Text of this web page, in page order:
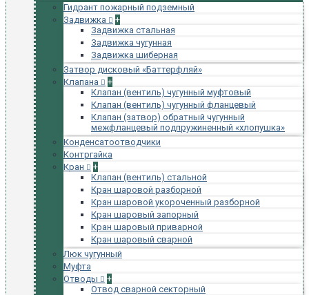
Гидрант пожарный подземный
Задвижка
+
Задвижка стальная
Задвижка чугунная
Задвижка шиберная
Затвор дисковый «Баттерфляй»
Клапана
+
Клапан (вентиль) чугунный муфтовый
Клапан (вентиль) чугунный фланцевый
Клапан (затвор) обратный чугунный
межфланцевый подпружиненный «хлопушка»
Конденсатоотводчики
Контргайка
Кран
+
Клапан (вентиль) стальной
Кран шаровой разборной
Кран шаровой укороченный разборной
Кран шаровый запорный
Кран шаровый приварной
Кран шаровый сварной
Люк чугунный
Муфта
Отводы
+
Отвод сварной секторный